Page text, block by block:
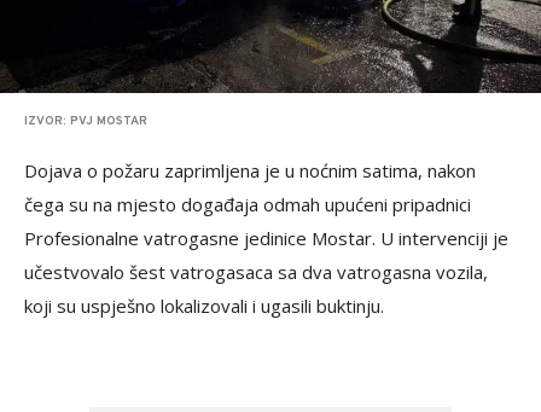
IZVOR: PVJ MOSTAR
Dojava o požaru zaprimljena je u noćnim satima, nakon
čega su na mjesto događaja odmah upućeni pripadnici
Profesionalne vatrogasne jedinice Mostar. U intervenciji je
učestvovalo šest vatrogasaca sa dva vatrogasna vozila,
koji su uspješno lokalizovali i ugasili buktinju.